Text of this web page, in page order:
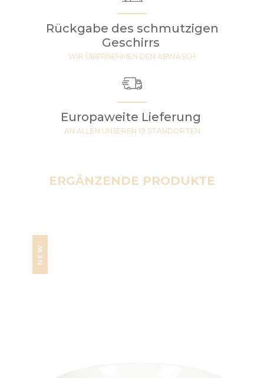
Rückgabe des schmutzigen
Geschirrs
WIR ÜBERNEHMEN DEN ABWASCH
Europaweite Lieferung
AN ALLEN UNSEREN 19 STANDORTEN
ERGÄNZENDE PRODUKTE
NEW